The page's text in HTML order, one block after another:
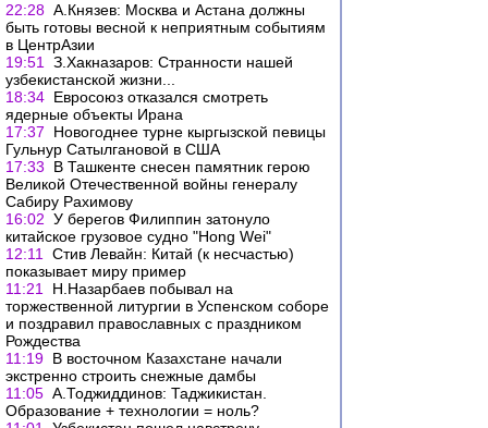
22:28 А.Князев: Москва и Астана должны
быть готовы весной к неприятным событиям
в ЦентрАзии
19:51
З.Хакназаров: Странности нашей
узбекистанской жизни...
18:34 Евросоюз отказался смотреть
ядерные объекты Ирана
17:37
Новогоднее турне кыргызской певицы
Гульнур Сатылгановой в США
17:33
В Ташкенте снесен памятник герою
Великой Отечественной войны генералу
Сабиру Рахимову
16:02 У берегов Филиппин затонуло
китайское грузовое судно "Hong Wei"
12:11
Стив Левайн: Китай (к несчастью)
показывает миру пример
11:21
Н.Назарбаев побывал на
торжественной литургии в Успенском соборе
и поздравил православных с праздником
Рождества
11:19 В восточном Казахстане начали
экстренно строить снежные дамбы
11:05 А.Тоджиддинов: Таджикистан.
Образование + технологии = ноль?